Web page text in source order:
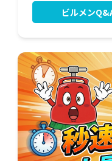
ビルメン